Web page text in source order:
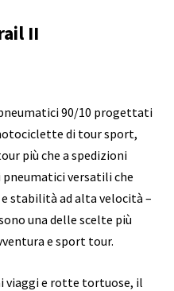
II
90/10 progettati
di tour sport,
più che a spedizioni
pneumatici versatili che
stabilità ad alta velocità –
una delle scelte più
e sport tour.
viaggi e rotte tortuose, il